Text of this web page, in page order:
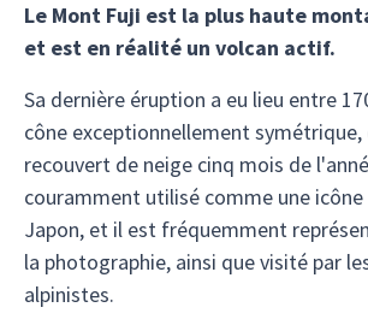
Le Mont Fuji est la plus haute
et est en réalité un volcan actif.
Sa dernière éruption a eu lieu entre
cône exceptionnellement
recouvert de neige cinq mois de
couramment utilisé comme une
Japon, et il est fréquemment
la photographie, ainsi que visité par
alpinistes.